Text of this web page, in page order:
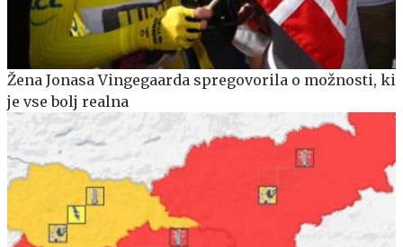
Žena Jonasa Vingegaarda spregovorila o možnosti, ki
je vse bolj realna